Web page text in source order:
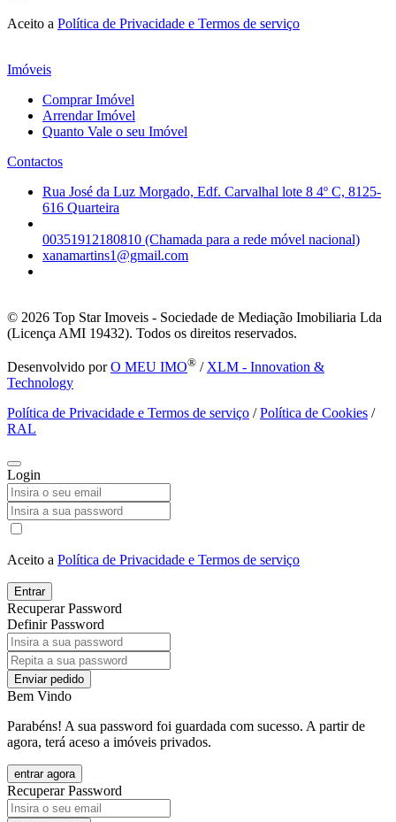
Aceito a Política de Privacidade e Termos de serviço
Imóveis
Comprar Imóvel
Arrendar Imóvel
Quanto Vale o seu Imóvel
Contactos
Rua José da Luz Morgado, Edf. Carvalhal lote 8 4º C, 8125-
616 Quarteira
00351912180810 (Chamada para a rede móvel nacional)
xanamartins1@gmail.com
© 2026 Top Star Imoveis - Sociedade de Mediação Imobiliaria Lda
(Licença AMI 19432). Todos os direitos reservados.
Desenvolvido porO MEU IMO® / XLM - Innovation &
Technology
Política de Privacidade e Termos de serviço /Política de Cookies /
RAL
Login
Aceito a Política de Privacidade e Termos de serviço
Entrar
Recuperar Password
Definir Password
Enviar pedido
Bem Vindo
Parabéns! A sua password foi guardada com sucesso. A partir de
agora, terá aceso a imóveis privados.
entrar agora
Recuperar Password